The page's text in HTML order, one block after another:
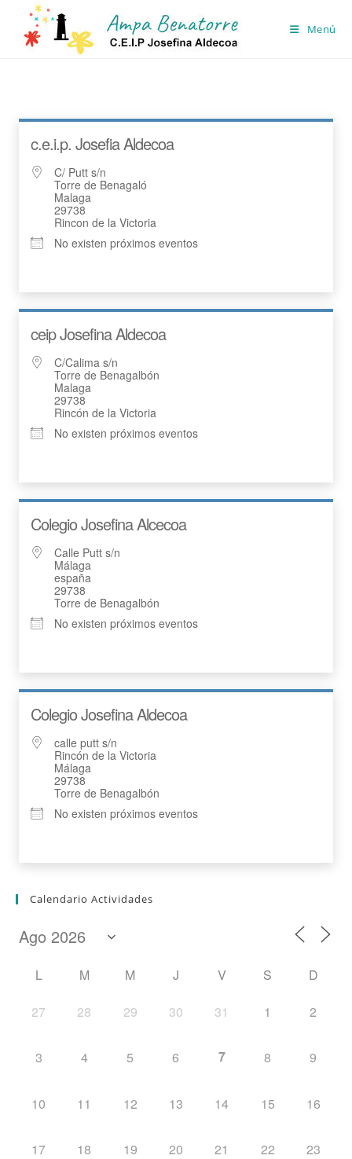
contenido
Menú
c.e.i.p. Josefia Aldecoa
C/ Putt s/n
Torre de Benagaló
Malaga
29738
Rincon de la Victoria
No existen próximos eventos
ceip Josefina Aldecoa
C/Calima s/n
Torre de Benagalbón
Malaga
29738
Rincón de la Victoria
No existen próximos eventos
Colegio Josefina Alcecoa
Calle Putt s/n
Málaga
españa
29738
Torre de Benagalbón
No existen próximos eventos
Colegio Josefina Aldecoa
calle putt s/n
Rincón de la Victoria
Málaga
29738
Torre de Benagalbón
No existen próximos eventos
Calendario Actividades
L M M J V S D
27 28 29 30 31 1 2
3 4 5 6 7 8 9
10 11 12 13 14 15 16
17 18 19 20 21 22 23